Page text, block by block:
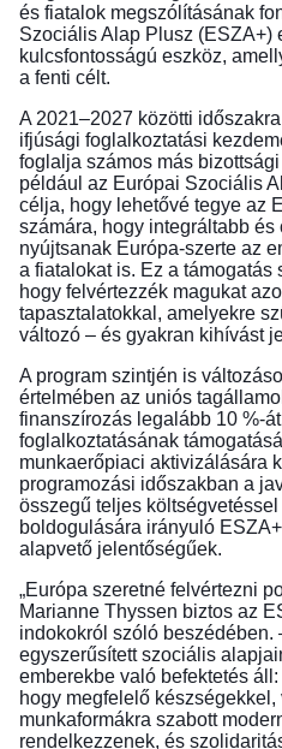
és fiatalok megszólításának
Szociális Alap Plusz (ESZA+)
kulcsfontosságú eszköz,
a fenti célt.
A 2021–2027 közötti
ifjúsági foglalkoztatási
foglalja számos más
például az Európai Szociális
célja, hogy lehetővé tegye az
számára, hogy integráltabb és
nyújtsanak Európa-szerte az
a fiatalokat is. Ez a támogatás
hogy felvértezzék magukat
tapasztalatokkal, amelyekre
változó – és gyakran kihívást
A program szintjén is
értelmében az uniós
finanszírozás legalább 10 %-
foglalkoztatásának
munkaerőpiaci aktivizálására
programozási időszakban a
összegű teljes
boldogulására irányuló
alapvető jelentőségűek.
„Európa szeretné felvértezni
Marianne Thyssen biztos az
indokokról szóló beszédében.
egyszerűsített szociális
emberekbe való befektetés
hogy megfelelő készségekkel,
munkaformákra szabott
rendelkezzenek, és